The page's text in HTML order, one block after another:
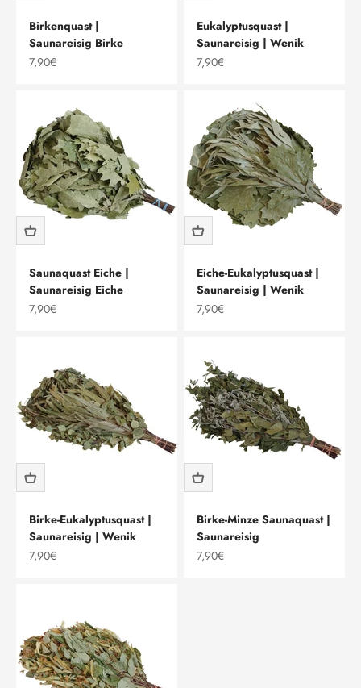
Birkenquast |
Saunareisig Birke
Angebot
7,90€
Eukalyptusquast |
Saunareisig | Wenik
Angebot
7,90€
Saunaquast Eiche |
Saunareisig Eiche
Angebot
7,90€
Eiche-Eukalyptusquast |
Saunareisig | Wenik
Angebot
7,90€
Birke-Eukalyptusquast |
Saunareisig | Wenik
Angebot
7,90€
Birke-Minze Saunaquast |
Saunareisig
Angebot
7,90€